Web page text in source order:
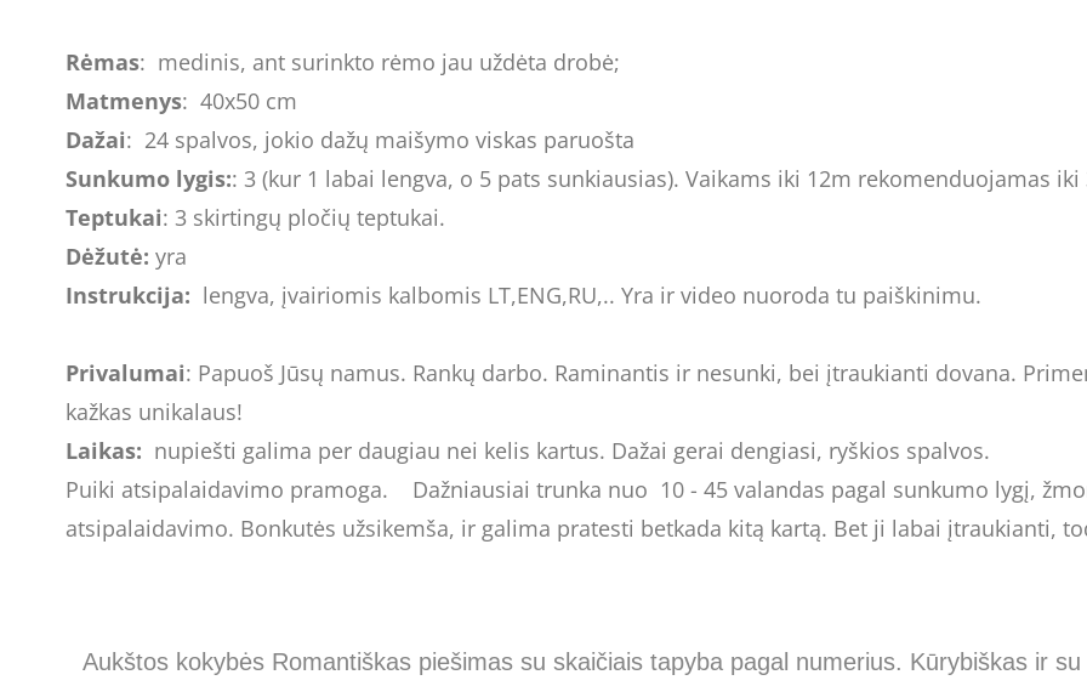
Rėmas: medinis, ant surinkto rėmo jau uždėta drobė;
Matmenys: 40x50 cm
Dažai: 24 spalvos, jokio dažų maišymo viskas paruošta
Sunkumo lygis:: 3 (kur 1 labai lengva, o 5 pats sunkiausias). Vaikams iki 12m rekomenduojamas iki
Teptukai: 3 skirtingų pločių teptukai.
Dėžutė: yra
Instrukcija: lengva, įvairiomis kalbomis LT,ENG,RU,.. Yra ir video nuoroda tu paiškinimu.
Privalumai: Papuoš Jūsų namus. Rankų darbo. Raminantis ir nesunki, bei įtraukianti dovana.
kažkas unikalaus!
Laikas: nupiešti galima per daugiau nei kelis kartus. Dažai gerai dengiasi, ryškios spalvos.
Puiki atsipalaidavimo pramoga. Dažniausiai trunka nuo 10 - 45 valandas pagal sunkumo lygį,
atsipalaidavimo. Bonkutės užsikemša, ir galima pratesti betkada kitą kartą. Bet ji labai įtraukianti,
Aukštos kokybės Romantiškas piešimas su skaičiais tapyba pagal numerius. Kūrybiškas ir